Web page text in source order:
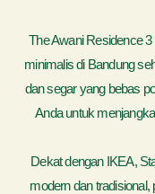
The Awani Residence
minimalis di Bandung
dan segar yang bebas
Anda untuk
Dekat dengan IKEA,
modern dan